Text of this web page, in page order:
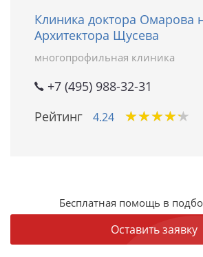
Клиника доктора Омарова
Архитектора Щусева
многопрофильная клиника
+7 (495) 988-32-31
Рейтинг
4.24 ★★★★★
★★★★★
Бесплатная помощь в
Оставить заявку